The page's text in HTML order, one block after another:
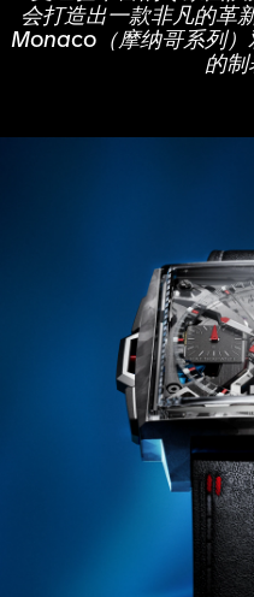
会打造出一款非凡的
Monaco（摩纳哥系列）
的制